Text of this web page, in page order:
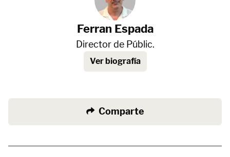
Ferran Espada
Director de Públic.
Ver biografía
Comparte